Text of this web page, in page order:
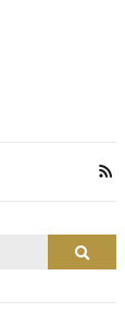
Suchen